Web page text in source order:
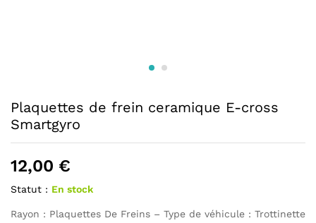
Plaquettes de frein ceramique E-cross
Smartgyro
12,00 €
Statut : En stock
Rayon : Plaquettes De Freins – Type de véhicule : Trottinette